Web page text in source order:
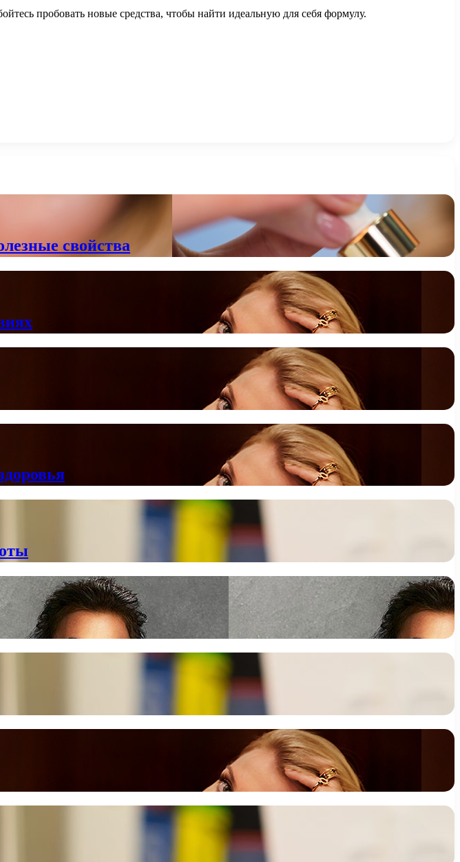
пробовать новые средства, чтобы найти идеальную для себя формулу.
свойства